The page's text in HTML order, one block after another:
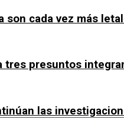
son cada vez más
tres presuntos
las